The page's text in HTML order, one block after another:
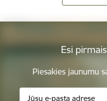
Esi
Piesakies jaunumu